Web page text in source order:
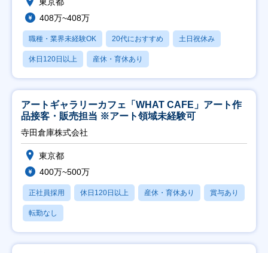
408万~408万
職種・業界未経験OK 20代におすすめ 土日祝休み
休日120日以上 産休・育休あり
アートギャラリーカフェ「WHAT CAFE」アート作
品接客・販売担当 ※アート領域未経験可
寺田倉庫株式会社
東京都
400万~500万
正社員採用 休日120日以上 産休・育休あり 賞与あり
転勤なし